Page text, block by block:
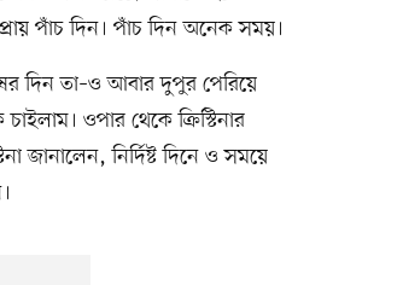
পাঁচ দিন। পাঁচ দিন অনেক সময়।
দিন তা–ও আবার দুপুর পেরিয়ে
ওপার থেকে ক্রিস্টিনার
জানালেন, নির্দিষ্ট দিনে ও সময়ে